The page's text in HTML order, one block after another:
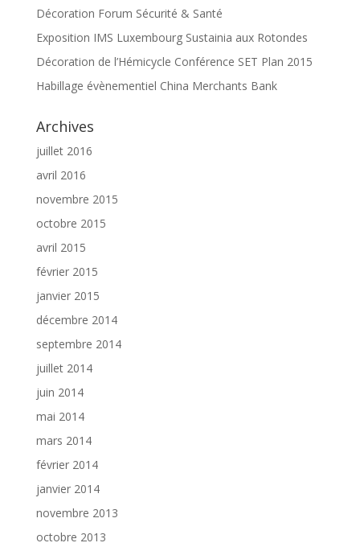
Décoration Forum Sécurité & Santé
Exposition IMS Luxembourg Sustainia aux Rotondes
Décoration de l’Hémicycle Conférence SET Plan 2015
Habillage évènementiel China Merchants Bank
Archives
juillet 2016
avril 2016
novembre 2015
octobre 2015
avril 2015
février 2015
janvier 2015
décembre 2014
septembre 2014
juillet 2014
juin 2014
mai 2014
mars 2014
février 2014
janvier 2014
novembre 2013
octobre 2013